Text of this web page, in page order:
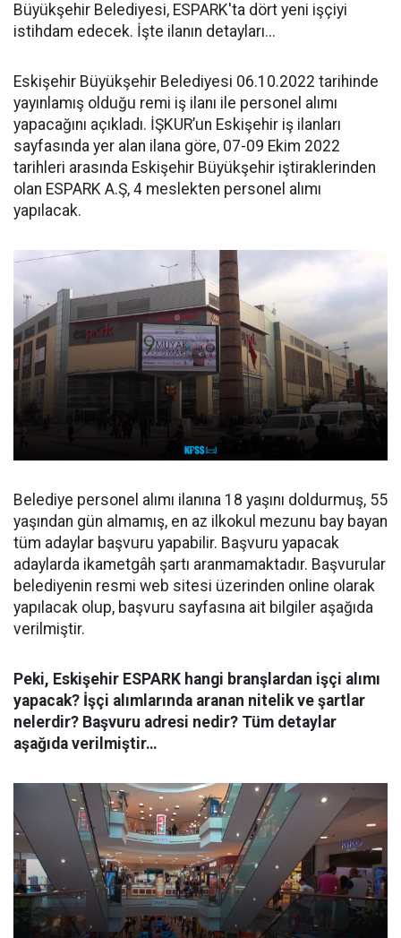
Büyükşehir Belediyesi, ESPARK'ta dört yeni işçiyi
istihdam edecek. İşte ilanın detayları...
Eskişehir Büyükşehir Belediyesi 06.10.2022 tarihinde
yayınlamış olduğu remi iş ilanı ile personel alımı
yapacağını açıkladı. İŞKUR’un Eskişehir iş ilanları
sayfasında yer alan ilana göre, 07-09 Ekim 2022
tarihleri arasında Eskişehir Büyükşehir iştiraklerinden
olan ESPARK A.Ş, 4 meslekten personel alımı
yapılacak.
Belediye personel alımı ilanına 18 yaşını doldurmuş, 55
yaşından gün almamış, en az ilkokul mezunu bay bayan
tüm adaylar başvuru yapabilir. Başvuru yapacak
adaylarda ikametgâh şartı aranmamaktadır. Başvurular
belediyenin resmi web sitesi üzerinden online olarak
yapılacak olup, başvuru sayfasına ait bilgiler aşağıda
verilmiştir.
Peki, Eskişehir ESPARK hangi branşlardan işçi alımı
yapacak? İşçi alımlarında aranan nitelik ve şartlar
nelerdir? Başvuru adresi nedir? Tüm detaylar
aşağıda verilmiştir…